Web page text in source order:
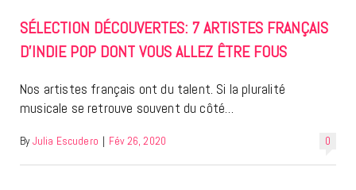
SÉLECTION DÉCOUVERTES: 7 ARTISTES FRANÇAIS
D’INDIE POP DONT VOUS ALLEZ ÊTRE FOUS
Nos artistes français ont du talent. Si la pluralité
musicale se retrouve souvent du côté…
0
By Julia Escudero | Fév 26, 2020